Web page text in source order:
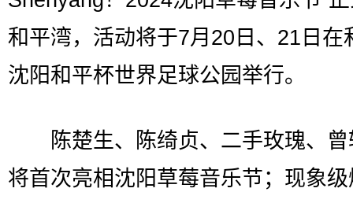
和平湾，活动将于7月20日、21日在
沈阳和平杯世界足球公园举行。
陈楚生、陈绮贞、二手玫瑰、曾
将首次亮相沈阳草莓音乐节；现象